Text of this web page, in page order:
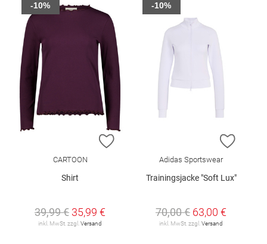
ZUR WUNSCHLISTE HINZUFÜGEN
CARTOON
Shirt
39,99 € 35,99 €
inkl. MwSt. zzgl. Versand
-10%
ZUR
Adidas Sportswear
Trainingsjacke "Soft Lux"
70,00 € 63,00 €
inkl. MwSt. zzgl. Versand
-10%